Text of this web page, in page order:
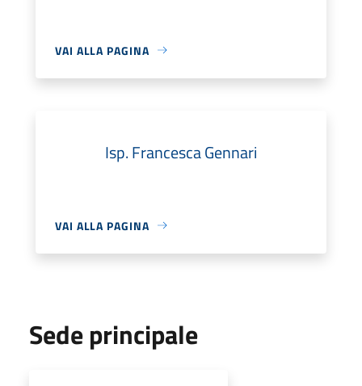
VAI ALLA PAGINA
Isp. Francesca Gennari
VAI ALLA PAGINA
Sede principale